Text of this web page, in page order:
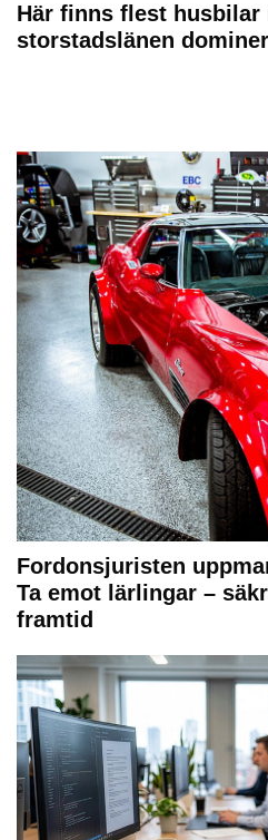
Här finns flest husbilar
storstadslänen
Fordonsjuristen
Ta emot lärlingar –
framtid